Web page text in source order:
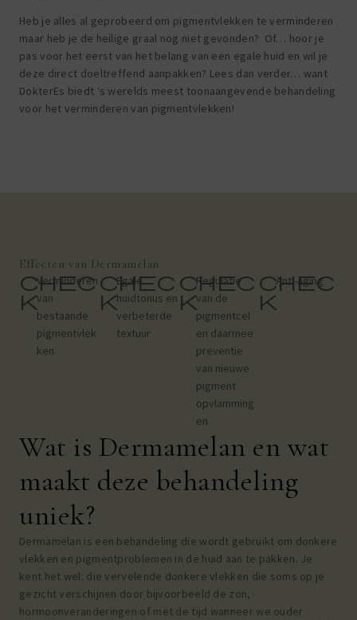
Heb je alles al geprobeerd om pigmentvlekken te verminderen
maar heb je de heilige graal nog niet gevonden? Of… hoor je
pas voor het eerst van het belang van een egale huid en wil je
deze direct doeltreffend aanpakken? Lees dan verder… want
DokterEs biedt ‘s werelds meest toonaangevende behandeling
voor het verminderen van pigmentvlekken!
Effecten van Dermamelan
chec
k
Verminderen
van
bestaande
pigmentvlek
ken
chec
k
Egale
huidtonus en
verbeterde
textuur
chec
k
Regulatie
van de
pigmentcel
en daarmee
preventie
van nieuwe
pigment
opvlamming
en
chec
k
Anti-aging
Wat is Dermamelan en wat
maakt deze behandeling
uniek?
Dermamelan is een behandeling die wordt gebruikt om donkere
vlekken en pigmentproblemen in de huid aan te pakken. Je
kent het wel: die vervelende donkere vlekken die soms op je
gezicht verschijnen door bijvoorbeeld de zon,
hormoonveranderingen of met de tijd wanneer we ouder